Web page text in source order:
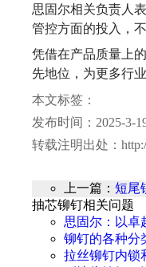
思固尔相关负责人
管控方面的投入，
凭借在产品质量上
先地位，为更多行
本文标签：
发布时间：2025-3-
转载注明出处：
上一篇： 短尾
抽芯铆钉相关问题
思固尔：以卓
铆钉的各种分
拉丝铆钉内锁